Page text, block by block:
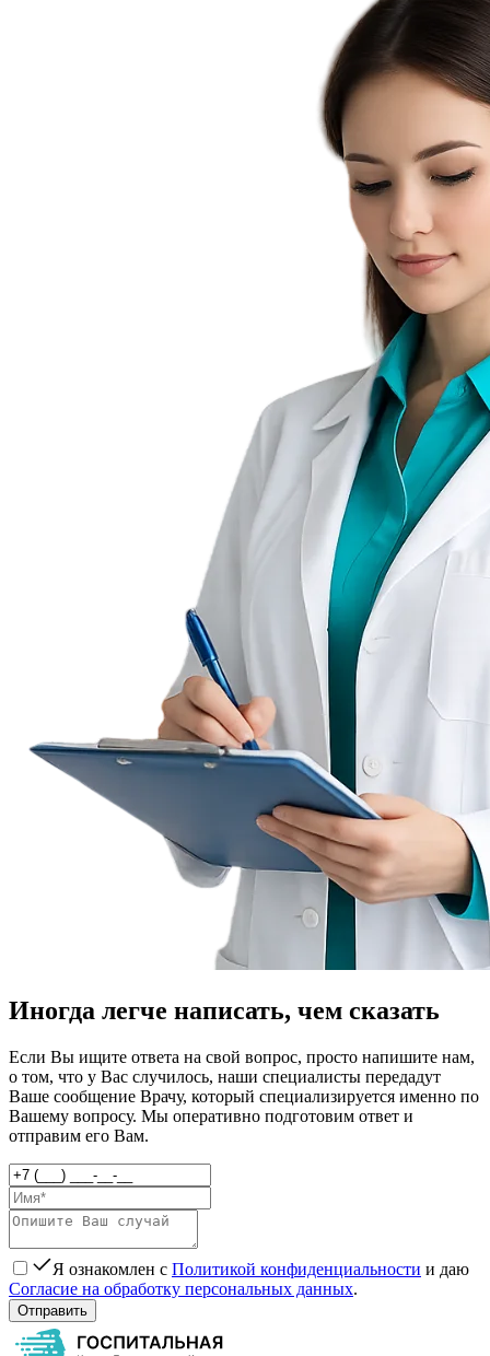
Иногда легче написать, чем сказать
Если Вы ищите ответа на свой вопрос, просто напишите нам,
о том, что у Вас случилось, наши специалисты передадут
Ваше сообщение Врачу, который специализируется именно по
Вашему вопросу. Мы оперативно подготовим ответ и
отправим его Вам.
Я ознакомлен с Политикой конфиденциальности и даю
Согласие на обработку персональных данных.
Отправить